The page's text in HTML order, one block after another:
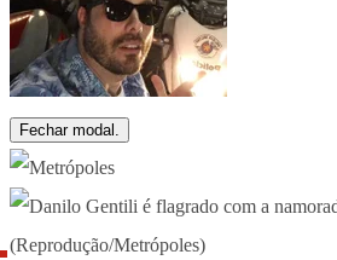
Fechar modal.